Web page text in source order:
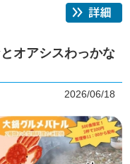
オアシスわっかな
2026/06/18